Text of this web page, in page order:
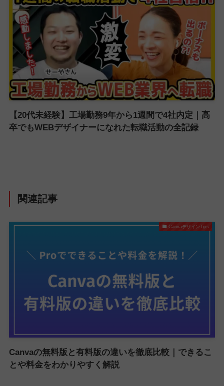
【20代未経験】工場勤務9年から1週間で4社内定｜高
卒でもWEBデザイナーになれた転職活動の全記録
関連記事
CanvaデザインTips
Canvaの無料版と有料版の違いを徹底比較｜できるこ
とや料金をわかりやすく解説